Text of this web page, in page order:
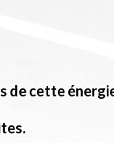
de cette